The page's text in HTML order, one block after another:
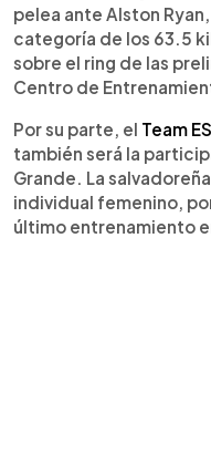
pelea ante Alston
categoría de los 63.5
sobre el ring de las
Centro de
Por su parte, el Team
también será la
Grande. La
individual femenino,
último entrenamiento